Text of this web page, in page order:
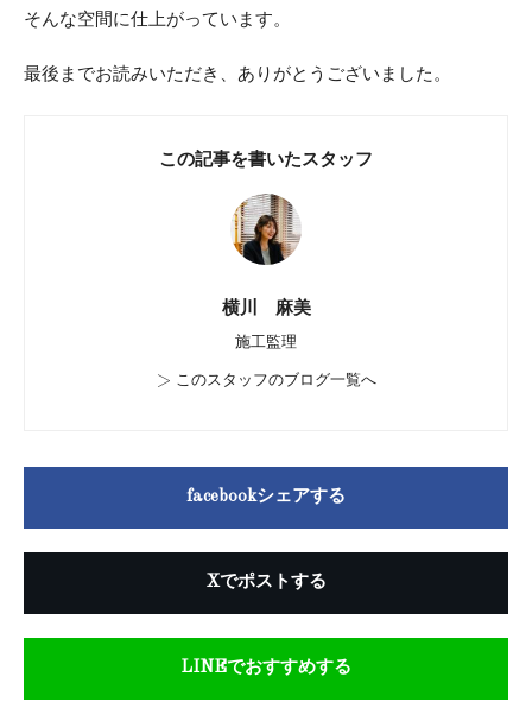
そんな空間に仕上がっています。
最後までお読みいただき、ありがとうございました。
この記事を書いたスタッフ
横川 麻美
施工監理
> このスタッフのブログ一覧へ
facebookシェアする
Xでポストする
LINEでおすすめする